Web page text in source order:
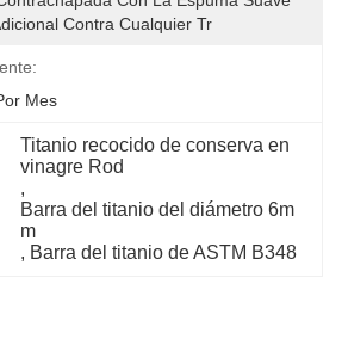
Contra Cualquier Tr
Mes
Titanio recocido de conserva en
vinagre Rod
,
Barra del titanio del diámetro 6m
m
, Barra del titanio de ASTM B348